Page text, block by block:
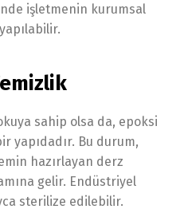
işletmenin kurumsal
sahip olsa da, epoksi
yapıdadır. Bu durum,
hazırlayan derz
gelir. Endüstriyel
sterilize edilebilir.